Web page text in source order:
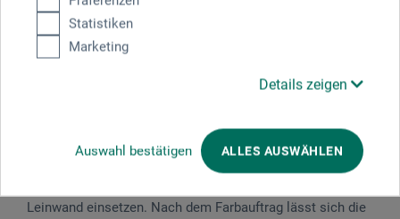
Statistiken
Marketing
Details zeigen
Auswahl bestätigen ALLES AUSWÄHLEN
Beschreibung
kräftig leuchtenden, matten Farben haben eine
hervorragende Deckkraft und lassen sich auf einer
Leinwand einsetzen. Nach dem Farbauftrag lässt sich die